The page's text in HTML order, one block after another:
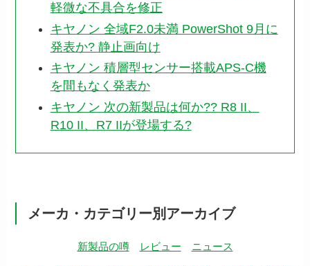
軽微な不具合を修正
キヤノン 全域F2.0未満 PowerShot 9月に
発表か? 静止画向け
キヤノン 積層型センサー搭載APS-C機
を間もなく発表か
キヤノン 次の新製品は何か?? R8 II、
R10 II、R7 IIが登場する?
メーカ・カテゴリー別アーカイブ
新製品の噂 レビュー ニュース